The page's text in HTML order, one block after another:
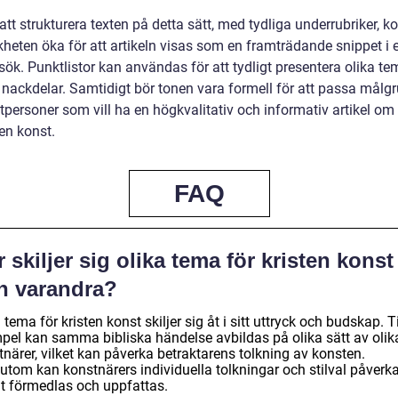
strukturera texten på detta sätt, med tydliga underrubriker,
öka för att artikeln visas som en framträdande snippet i
Punktlistor kan användas för att tydligt presentera olika
Samtidigt bör tonen vara formell för att passa
som vill ha en högkvalitativ och informativ artikel om
konst.
FAQ
skiljer sig olika tema för kristen konst
varandra?
tema för kristen konst skiljer sig åt i sitt uttryck och budskap.
kan samma bibliska händelse avbildas på olika sätt av
vilket kan påverka betraktarens tolkning av konsten.
kan konstnärers individuella tolkningar och stilval
förmedlas och uppfattas.